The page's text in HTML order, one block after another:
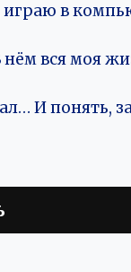
в
вся моя
И понять,